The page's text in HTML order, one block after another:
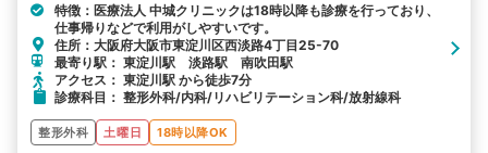
特徴：医療法人 中城クリニックは18時以降も診療を行っており、
仕事帰りなどで利用がしやすいです。
住所：大阪府大阪市東淀川区西淡路4丁目25-70
最寄り駅： 東淀川駅 淡路駅 南吹田駅
アクセス： 東淀川駅 から徒歩7分
診療科目： 整形外科/内科/リハビリテーション科/放射線科
整形外科 土曜日 18時以降OK